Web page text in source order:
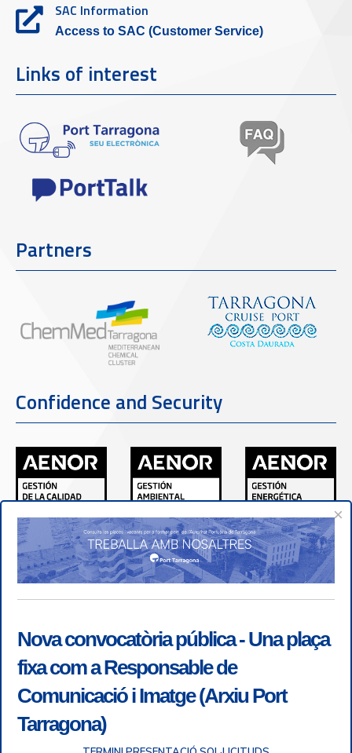
SAC Information
Access to SAC (Customer Service)
Links of interest
Partners
Confidence and Security
×
Nova convocatòria pública - Una plaça
fixa com a Responsable de
Comunicació i Imatge (Arxiu Port
Tarragona)